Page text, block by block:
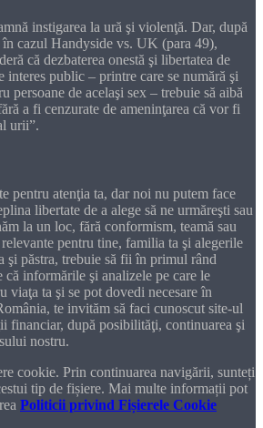
instigarea la ură şi violenţă. Dar, după
cazul Handyside vs. UK (para 49),
că dezbaterea onestă şi libertatea de
interes public – printre care se numără şi
persoane de acelaşi sex – trebuie să aibă
a fi cenzurate de ameninţarea că vor fi
urii”.
pentru atenţia ta, dar noi nu putem face
libertate de a alege să ne urmăreşti sau
la un loc, fără conformism, teamă sau
pentru tine, familia ta şi alegerile
şi păstra, trebuie să fii în primul rând
că informările şi analizele pe care le
viaţa ta şi se pot dovedi necesare în
te invităm să faci cunoscut site-ul
financiar, după posibilităţi, continuarea şi
nostru.
cookie. Prin continuarea navigării, sunteți
tip de fișiere. Mai multe informații pot
Politicii privind Fișierele Cookie